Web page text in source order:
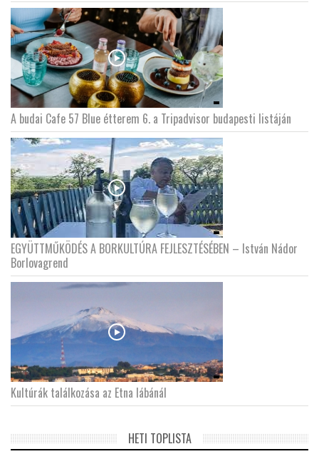
A budai Cafe 57 Blue étterem 6. a Tripadvisor budapesti listáján
EGYÜTTMŰKÖDÉS A BORKULTÚRA FEJLESZTÉSÉBEN – István Nádor
Borlovagrend
Kultúrák találkozása az Etna lábánál
HETI TOPLISTA